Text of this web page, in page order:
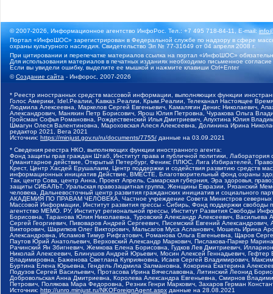
© 2007-2026, Информационное агентство ИнфоРос. Тел.: +7 495 718-84-11, E-mail:
Портал «ИнфоШОС» зарегистрирован в Федеральной службе по надзору в сфере
охраны культурного наследия. Свидетельство Эл № 77-31649 от 04 апреля 2008 г.
При цитировании и перепечатке материалов ссылка на портал «ИнфоШОС»
Для использования материалов в печатных изданиях необходимо письменное
Если вы увидели ошибку, выделите ее мышкой и нажмите клавиши Ctrl+Enter
©Создание сайта - Инфорос, 2007-2026
* Реестр иностранных средств массовой информации, выполняющих функции
Голос Америки, Idel.Реалии, Кавказ.Реалии, Крым.Реалии, Телеканал Настоящее
Людмила Алексеевна, Маркелов Сергей Евгеньевич, Камалягин Денис Николаевич,
Александрович, Маняхин Петр Борисович, Ярош Юлия Петровна, Чуракова Ольга
Гройсман Софья Романовна, Рождественский Илья Дмитриевич, Апухтина Юлия
Шмагун Олеся Валентиновна, Мароховская Алеся Алексеевна, Долинина Ирина
редактор 2021, Вега 2021
Источник: https://minjust.gov.ru/ru/documents/7755/ данные на 03.09.2021
* Сведения реестра НКО, выполняющих функции иностранного агента:
Фонд защиты прав граждан Штаб, Институт права и публичной политики,
Гуманитарное действие, Открытый Петербург, Феникс ПЛЮС, Лига Избирателей,
Крест, Центр Хасдей Ерушалаим, Центр поддержки и содействия развитию средств
информационных инициатив Действие, ВМЕСТЕ, Благотворительный фонд охраны
Так, центр Сова, центр Анна, Проект Апрель, Самарская губерния, Эра здоровья,
защиты СИБАЛЬТ, Уральская правозащитная группа, Женщины Евразии, Рязанский
человека, Дальневосточный центр развития гражданских инициатив и социального
АКАДЕМИЯ ПО ПРАВАМ ЧЕЛОВЕКА, Частное учреждение Совета Министров северных
Массовой Информации, Институт развития прессы - Сибирь, Фонд поддержки
агентство МЕМО. РУ, Институт региональной прессы, Институт Развития Свободы
Борисовна, Таранова Юлия Николаевна, Туровский Александр Алексеевич,
Сергей Георгиевич, Пивоваров Андрей Сергеевич, Писемский Евгений
Викторович, Шарипков Олег Викторович, Мальсагов Муса Асланович, Мошель Ирина
Александровна, Исламов Тимур Рифгатович, Романова Ольга Евгеньевна, Щаров
Паутов Юрий Анатольевич, Верховский Александр Маркович, Пислакова-Паркер
Рачинский Ян Збигневич, Жемкова Елена Борисовна, Гудков Лев Дмитриевич,
Николай Алексеевич, Блинушов Андрей Юрьевич, Мосин Алексей Геннадьевич,
Владимировна, Баженова Светлана Куприяновна, Исаев Сергей Владимирович,
Буртина Елена Юрьевна, Гендель Людмила Залмановна, Кокорина Екатерина
Подузов Сергей Васильевич, Протасова Ирина Вячеславовна, Литинский Леонид
Добровольская Анна Дмитриевна, Королева Александра Евгеньевна, Смирнов
Петрович, Полякова Мара Федоровна, Резник Генри Маркович, Захаров Герман
Источник: http://unro.minjust.ru/NKOForeignAgent.aspx данные на 28.08.2021